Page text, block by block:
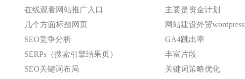
在线观看网站推广入口 主要是资金计划
几个方面标题网页 网站建设外贸wordpress
SEO竞争分析 GA4跳出率
SERPs（搜索引擎结果页） 丰富片段
SEO关键词布局 关键词策略优化